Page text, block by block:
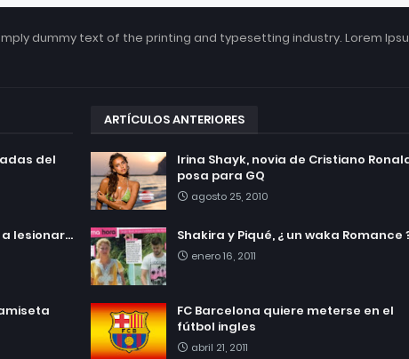
dummy text of the printing and typesetting industry. Lorem
del
lesionar...
ARTÍCULOS ANTERIORES
Irina Shayk, novia de Cristiano
posa para GQ
agosto 25, 2010
Shakira y Piqué, ¿ un waka Romance
enero 16, 2011
FC Barcelona quiere meterse en el
fútbol ingles
abril 21, 2011